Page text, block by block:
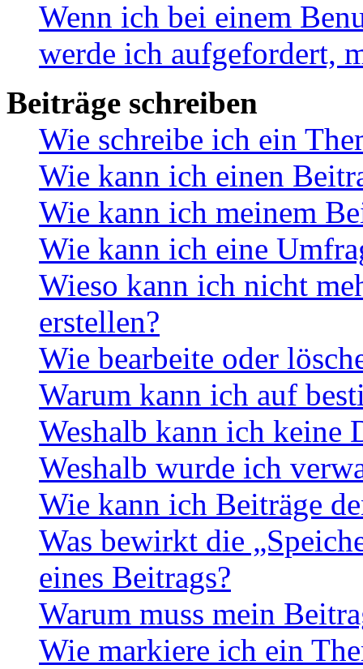
Wenn ich bei einem
werde ich aufgefordert,
Beiträge schreiben
Wie schreibe ich ein
Wie kann ich einen
Wie kann ich meinem
Wie kann ich eine
Wieso kann ich nicht
erstellen?
Wie bearbeite oder
Warum kann ich auf
Weshalb kann ich keine
Weshalb wurde ich
Wie kann ich Beiträge
Was bewirkt die
eines Beitrags?
Warum muss mein
Wie markiere ich ein